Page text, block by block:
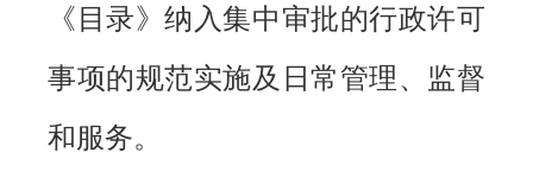
《目录》纳入集中审批的行政许可
事项的规范实施及日常管理、监督
和服务。